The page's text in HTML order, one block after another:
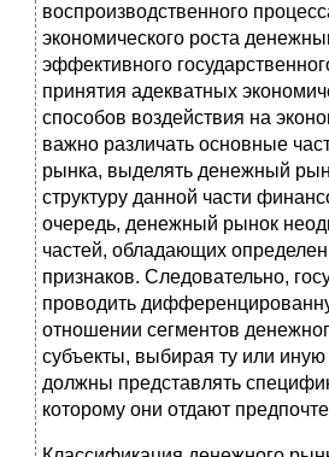
воспроизводственного
экономического роста
эффективного
принятия адекватных
способов воздействия на
важно различать основные
рынка, выделять денежный
структуру данной части
очередь, денежный рынок
частей, обладающих
признаков. Следовательно,
проводить
отношении сегментов
субъекты, выбирая ту или
должны представлять
которому они отдают